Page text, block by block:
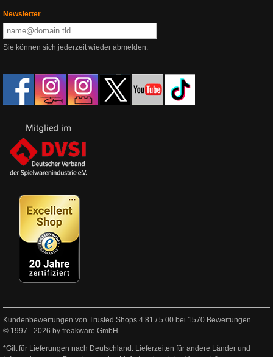
Newsletter
Sie können sich jederzeit wieder abmelden.
Kundenbewertungen von Trusted Shops 4.81 /5.00 bei 1570 Bewertungen
© 1997 - 2026 by freakware GmbH
*Gilt für Lieferungen nach Deutschland. Lieferzeiten für andere Länder und